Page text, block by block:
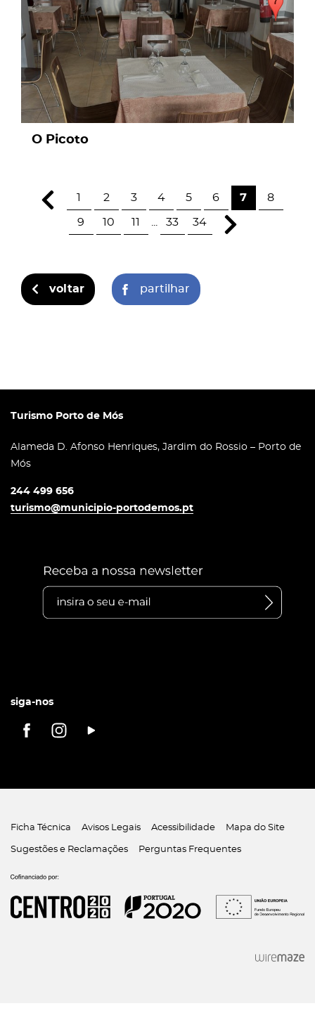
O Picoto
1 2 3 4 5 6 7 8
9 10 11 33 34
voltar partilhar
Turismo Porto de Mós
Alameda D. Afonso Henriques, Jardim do Rossio – Porto de
Mós
244 499 656
turismo@municipio-portodemos.pt
siga-nos
Ficha Técnica Avisos Legais Acessibilidade Mapa do Site
Sugestões e Reclamações Perguntas Frequentes